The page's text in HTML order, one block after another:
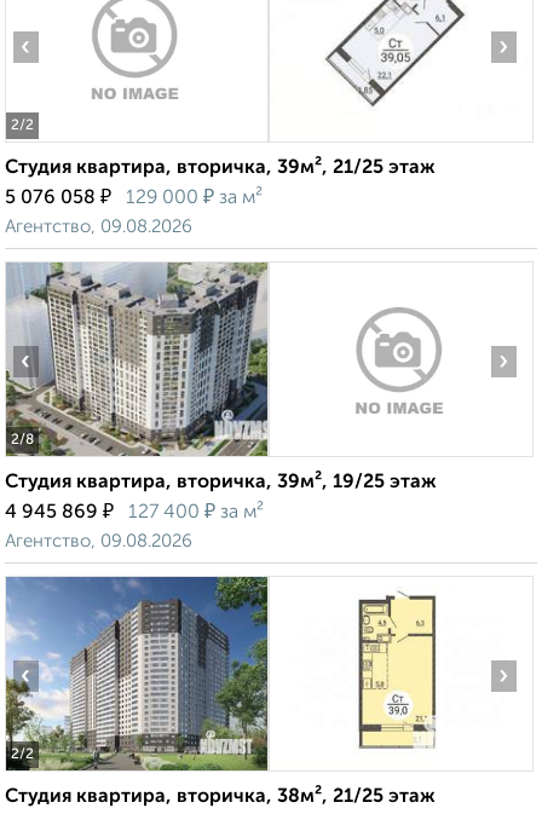
2/2
‹ ›
Студия квартира, вторичка, 39м², 21/25 этаж
5 076 058 ₽ 129 000 ₽ за м²
Агентство, 09.08.2026
2/8
‹ ›
Студия квартира, вторичка, 39м², 19/25 этаж
4 945 869 ₽ 127 400 ₽ за м²
Агентство, 09.08.2026
2/2
‹ ›
Студия квартира, вторичка, 38м², 21/25 этаж